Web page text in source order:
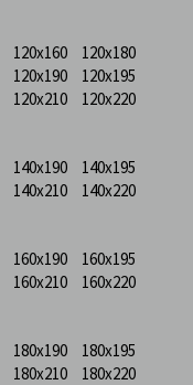
120x160
120x180
120x190
120x195
120x210 120x220
140x190
140x195
140x210 140x220
160x190
160x195
160x210 160x220
180x190
180x195
180x210 180x220